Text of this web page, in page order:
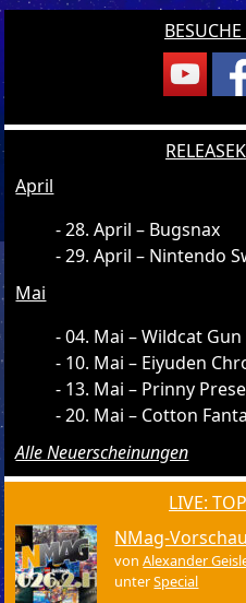
April
28. April – Bugsnax
29. April – Nintendo
Mai
04. Mai – Wildcat
10. Mai – Eiyuden
13. Mai – Prinny
20. Mai – Cotton
Alle Neuerscheinungen
LIVE:
NMag-
vonAlexander
unterSpecial